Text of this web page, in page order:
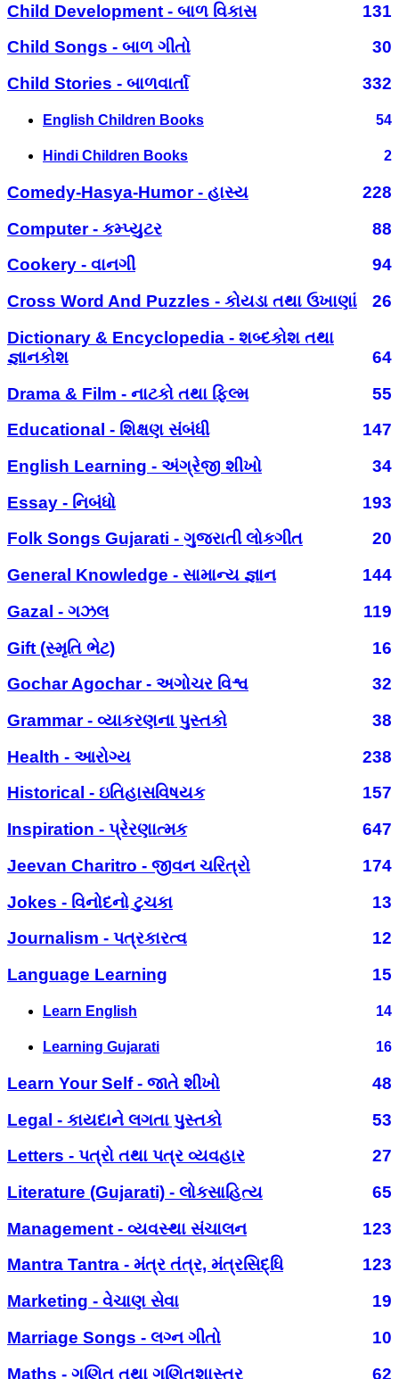
Child Development - બાળ વિકાસ
131
Child Songs - બાળ ગીતો
30
Child Stories - બાળવાર્તા
332
English Children Books 54
Hindi Children Books 2
Comedy-Hasya-Humor - હાસ્ય
228
Computer - કમ્પ્યુટર
88
Cookery - વાનગી
94
Cross Word And Puzzles - કોયડા તથા ઉખાણાં
26
Dictionary & Encyclopedia - શબ્દકોશ તથા
જ્ઞાનકોશ
64
Drama & Film - નાટકો તથા ફિલ્મ
55
Educational - શિક્ષણ સંબંધી
147
English Learning - અંગ્રેજી શીખો
34
Essay - નિબંધો
193
Folk Songs Gujarati - ગુજરાતી લોકગીત
20
General Knowledge - સામાન્ય જ્ઞાન
144
Gazal - ગઝલ
119
Gift (સ્મૃતિ ભેટ)
16
Gochar Agochar - અગોચર વિશ્વ
32
Grammar - વ્યાકરણના પુસ્તકો
38
Health - આરોગ્ય
238
Historical - ઇતિહાસવિષયક
157
Inspiration - પ્રેરણાત્મક
647
Jeevan Charitro - જીવન ચરિત્રો
174
Jokes - વિનોદનો ટુચકા
13
Journalism - પત્રકારત્વ
12
Language Learning
15
Learn English 14
Learning Gujarati 16
Learn Your Self - જાતે શીખો
48
Legal - કાયદાને લગતા પુસ્તકો
53
Letters - પત્રો તથા પત્ર વ્યવહાર
27
Literature (Gujarati) - લોકસાહિત્ય
65
Management - વ્યવસ્થા સંચાલન
123
Mantra Tantra - મંત્ર તંત્ર, મંત્રસિદ્ધિ
123
Marketing - વેચાણ સેવા
19
Marriage Songs - લગ્ન ગીતો
10
Maths - ગણિત તથા ગણિતશાસ્ત્ર
62